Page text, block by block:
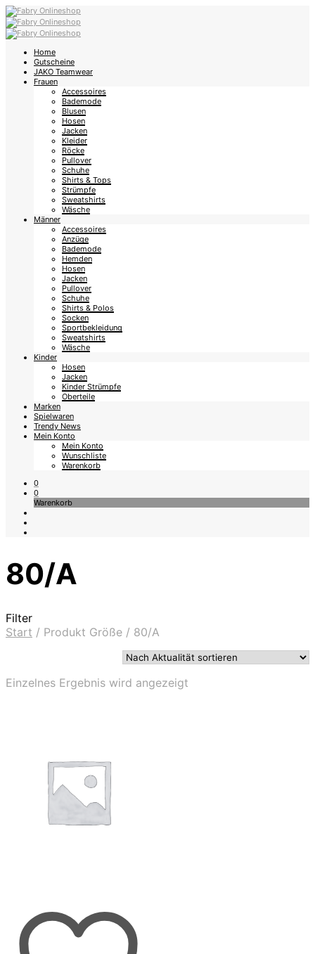
Home
Gutscheine
JAKO Teamwear
Frauen
Accessoires
Bademode
Blusen
Hosen
Jacken
Kleider
Röcke
Pullover
Schuhe
Shirts & Tops
Strümpfe
Sweatshirts
Wäsche
Männer
Accessoires
Anzüge
Bademode
Hemden
Hosen
Jacken
Pullover
Schuhe
Shirts & Polos
Socken
Sportbekleidung
Sweatshirts
Wäsche
Kinder
Hosen
Jacken
Kinder Strümpfe
Oberteile
Marken
Spielwaren
Trendy News
Mein Konto
Mein Konto
Wunschliste
Warenkorb
0
0
Warenkorb
80/A
Filter
Start / Produkt Größe / 80/A
Einzelnes Ergebnis wird angezeigt